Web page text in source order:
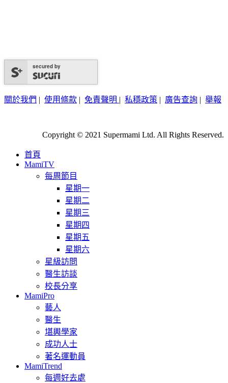
secured by
關於我們 | 使用條款 | 免責聲明 | 私穩政策 | 廣告查詢 | 舉報
Copyright © 2021 Supermami Ltd. All Rights Reserved.
首頁
MamiTV
每周節目
星期一
星期二
星期三
星期四
星期五
星期六
星級訪問
醫生訪談
校長分享
MamiPro
藝人
醫生
堪輿學家
成功人士
著名運動員
MamiTrend
每週好去處